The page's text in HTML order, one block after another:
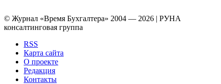
© Журнал «Время Бухгалтера» 2004 — 2026 | РУНА
консалтинговая группа
RSS
Карта сайта
О проекте
Редакция
Контакты